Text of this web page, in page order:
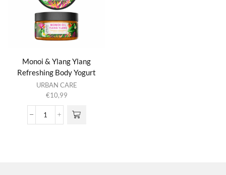
Monoi & Ylang Ylang
Refreshing Body Yogurt
URBAN CARE
€10,99
Monoi